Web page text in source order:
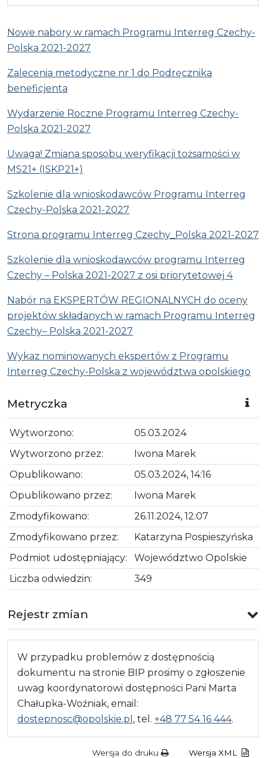
Nowe nabory w ramach Programu Interreg Czechy-
Polska 2021-2027
Zalecenia metodyczne nr 1 do Podręcznika
beneficjenta
Wydarzenie Roczne Programu Interreg Czechy-
Polska 2021-2027
Uwaga! Zmiana sposobu weryfikacji tożsamości w
MS21+ (ISKP21+)
Szkolenie dla wnioskodawców Programu Interreg
Czechy-Polska 2021-2027
Strona programu Interreg Czechy_Polska 2021-2027
Szkolenie dla wnioskodawców programu Interreg
Czechy – Polska 2021-2027 z osi priorytetowej 4
Nabór na EKSPERTÓW REGIONALNYCH do oceny
projektów składanych w ramach Programu Interreg
Czechy– Polska 2021-2027
Wykaz nominowanych ekspertów z Programu
Interreg Czechy-Polska z województwa opolskiego
Metryczka
Wytworzono:
05.03.2024
Wytworzono przez:
Iwona Marek
Opublikowano:
05.03.2024, 14:16
Opublikowano przez:
Iwona Marek
Zmodyfikowano:
26.11.2024, 12:07
Zmodyfikowano przez:
Katarzyna Pospieszyńska
Podmiot udostępniający:
Województwo Opolskie
Liczba odwiedzin:
349
Rejestr zmian
W przypadku problemów z dostępnością
dokumentu na stronie BIP prosimy o zgłoszenie
uwag koordynatorowi dostępności Pani Marta
Chałupka-Woźniak, email:
dostepnosc@opolskie.pl , tel. +48 77 54 16 444.
Wersja do druku Wersja XML